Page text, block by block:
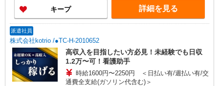
キープ 詳細を見る
派遣社員
株式会社kotrio /●TC-H-2010652
高収入を目指したい方必見！未経験でも日収
1.2万〜可！看護助手
時給1600円〜2250円 ＜日払い有/週払い有/交
通費全支給(ガソリン代含む)＞